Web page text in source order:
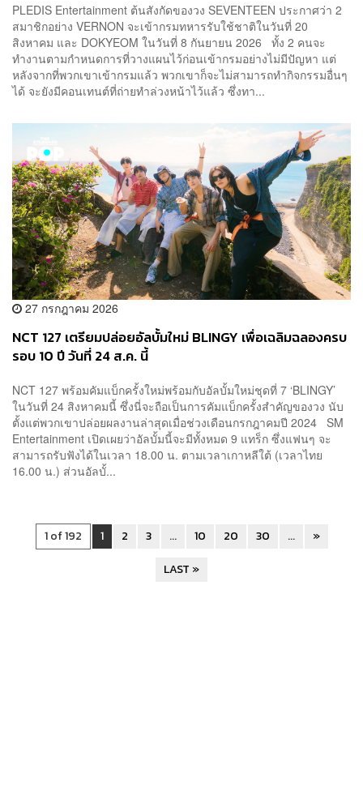
PLEDIS Entertainment ต้นสังกัดของวง SEVENTEEN ประกาศว่า 2
สมาชิกอย่าง VERNON จะเข้ากรมทหารรับใช้ชาติในวันที่ 20
สิงหาคม และ DOKYEOM ในวันที่ 8 กันยายน 2026 ทั้ง 2 คนจะ
ทำงานตามกำหนดการที่วางแผนไว้ก่อนเข้ากรมอย่างไม่มีปัญหา แต่
หลังจากที่พวกเขาเข้ากรมแล้ว พวกเขาก็จะไม่สามารถทำกิจกรรมอื่นๆ
ได้ จะยังมีคอนเทนต์ที่ถ่ายทำล่วงหน้าไว้แล้ว ซึ่งทา...
27 กรกฎาคม 2026
NCT 127 เตรียมปล่อยอัลบั้มใหม่ BLINGY เพื่อเฉลิมฉลองครบ
รอบ 10 ปี วันที่ 24 ส.ค. นี้
NCT 127 พร้อมคัมแบ็กครั้งใหม่พร้อมกับอัลบั้มใหม่ชุดที่ 7 ‘BLINGY’
ในวันที่ 24 สิงหาคมนี้ ซึ่งนี่จะถือเป็นการคัมแบ็กครั้งสำคัญของวง นับ
ตั้งแต่พวกเขาปล่อยผลงานล่าสุดเมื่อช่วงเดือนกรกฎาคมปี 2024 SM
Entertainment เปิดเผยว่าอัลบั้มนี้จะมีทั้งหมด 9 แทร็ก ซึ่งแฟนๆ จะ
สามารถรับฟังได้ในเวลา 18.00 น. ตามเวลาเกาหลีใต้ (เวลาไทย
16.00 น.) ส่วนอัลบั้...
1 of 192 1 2 3 ... 10 20 30 ...
»
LAST »